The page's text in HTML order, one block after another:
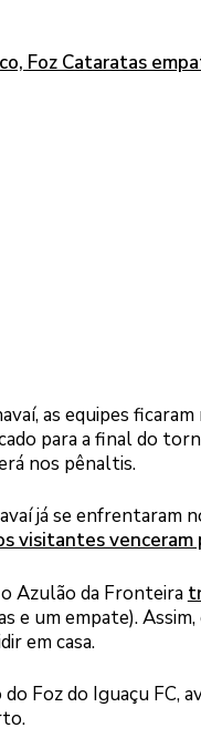
Foz Cataratas
as equipes
para a final do
nos pênaltis.
já se enfrentaram
visitantes venceram
Azulão da Fronteira
e um empate).
em casa.
Foz do Iguaçu FC,